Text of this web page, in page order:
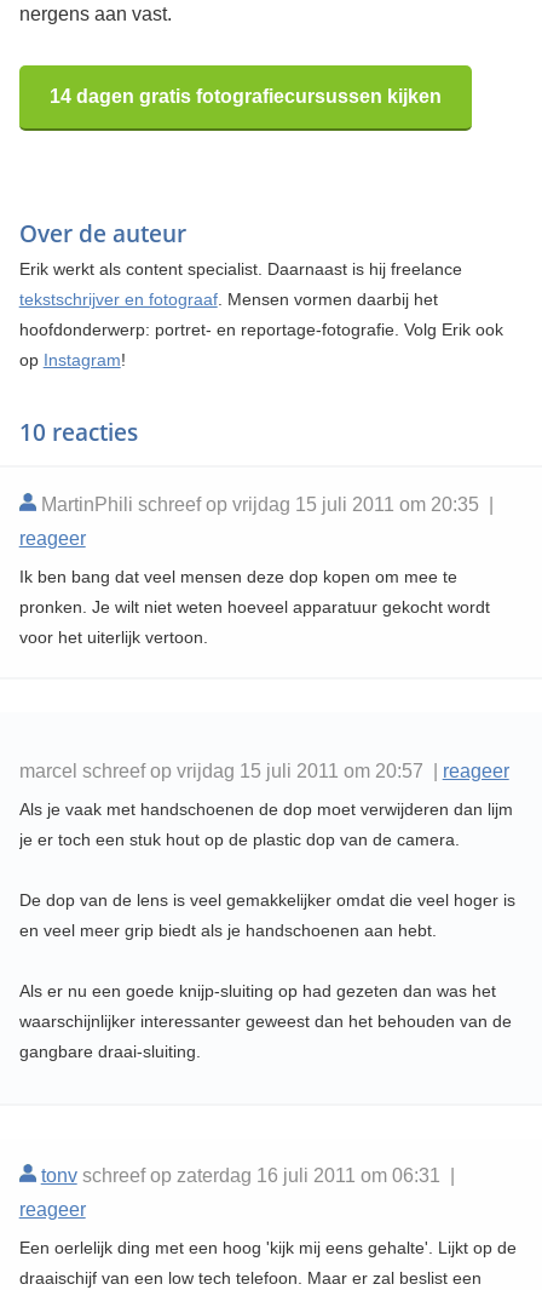
nergens aan vast.
14 dagen gratis fotografiecursussen kijken
Over de auteur
Erik werkt als content specialist. Daarnaast is hij freelance
tekstschrijver en fotograaf. Mensen vormen daarbij het
hoofdonderwerp: portret- en reportage-fotografie. Volg Erik ook
op Instagram!
10 reacties
MartinPhili schreef op vrijdag 15 juli 2011 om 20:35 |
reageer
Ik ben bang dat veel mensen deze dop kopen om mee te
pronken. Je wilt niet weten hoeveel apparatuur gekocht wordt
voor het uiterlijk vertoon.
marcel schreef op vrijdag 15 juli 2011 om 20:57 | reageer
Als je vaak met handschoenen de dop moet verwijderen dan lijm
je er toch een stuk hout op de plastic dop van de camera.
De dop van de lens is veel gemakkelijker omdat die veel hoger is
en veel meer grip biedt als je handschoenen aan hebt.
Als er nu een goede knijp-sluiting op had gezeten dan was het
waarschijnlijker interessanter geweest dan het behouden van de
gangbare draai-sluiting.
tonvschreef op zaterdag 16 juli 2011 om 06:31 |
reageer
Een oerlelijk ding met een hoog 'kijk mij eens gehalte'. Lijkt op de
draaischijf van een low tech telefoon. Maar er zal beslist een